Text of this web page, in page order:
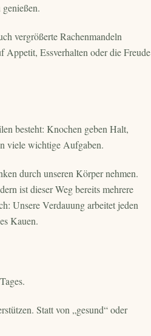
vergrößerte Rachenmandeln
Appetit, Essverhalten oder die Freude
besteht: Knochen geben Halt,
viele wichtige Aufgaben.
durch unseren Körper nehmen.
ist dieser Weg bereits mehrere
Unsere Verdauung arbeitet jeden
Kauen.
Statt von „gesund“ oder